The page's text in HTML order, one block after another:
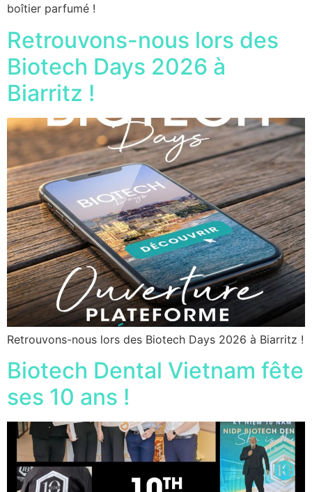
boîtier parfumé !
Retrouvons-nous lors des
Biotech Days 2026 à
Biarritz !
Retrouvons-nous lors des Biotech Days 2026 à Biarritz !
Biotech Dental Vietnam fête
ses 10 ans !